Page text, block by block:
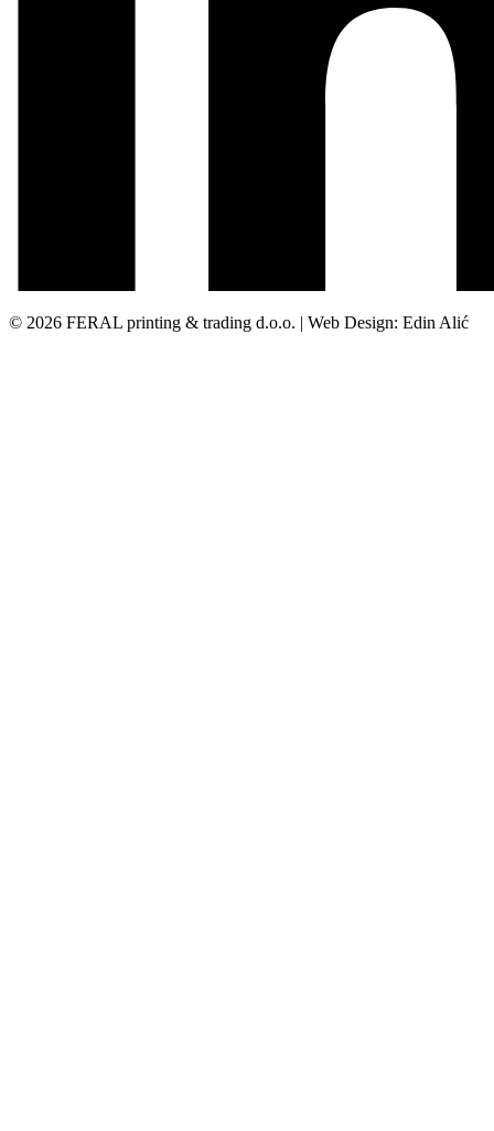
© 2026 FERAL printing & trading d.o.o. | Web Design: Edin Alić